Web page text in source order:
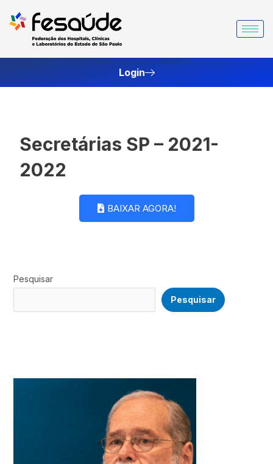
para
Login
Secretárias SP – 2021-
2022
BAIXAR AGORA!
Pesquisar
Pesquisar